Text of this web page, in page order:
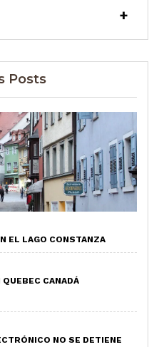
Posts
EL LAGO CONSTANZA
CANADÁ
NO SE DETIENE